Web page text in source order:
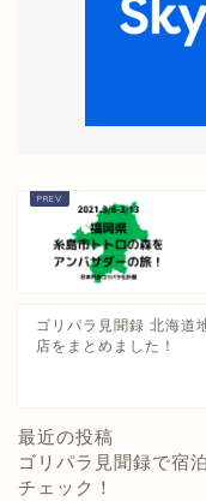
ゴリパラ見聞録 北海道
店をまとめました！
最近の投稿
ゴリパラ見聞録で宿
チェック！